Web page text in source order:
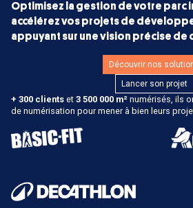
Optimisez la gestion de votre parc
accélérez vos projets de
appuyant sur une vision précise de
Découvrir nos
Lancer son projet
+ 300 clients et 3 500 000 m² numérisés, ils
de numérisation pour mener à bien leurs